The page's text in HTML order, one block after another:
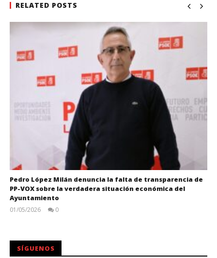
RELATED POSTS
Pedro López Milán denuncia la falta de transparencia de
PP-VOX sobre la verdadera situación económica del
Ayuntamiento
01/05/2026
0
SÍGUENOS